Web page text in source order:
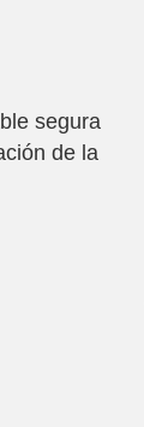
segura
de la